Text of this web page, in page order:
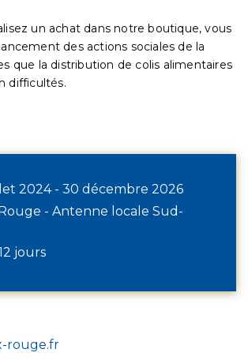
un achat dans notre boutique, vous
des actions sociales de la
que la distribution de colis alimentaires
difficultés.
2024 - 30 décembre 2026
- Antenne locale Sud-
jours
rouge.fr